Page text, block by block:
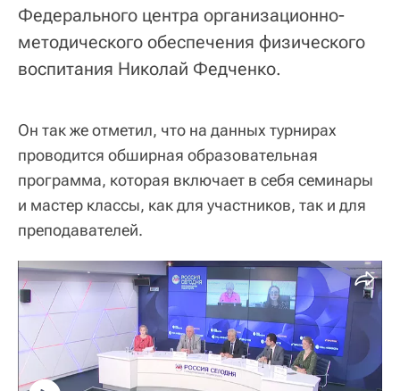
Федерального центра организационно-
методического обеспечения физического
воспитания Николай Федченко.
Он так же отметил, что на данных турнирах
проводится обширная образовательная
программа, которая включает в себя семинары
и мастер классы, как для участников, так и для
преподавателей.